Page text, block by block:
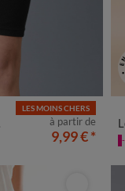
52 54 56
LES MOINS CHERS
à partir de
9,99 €*